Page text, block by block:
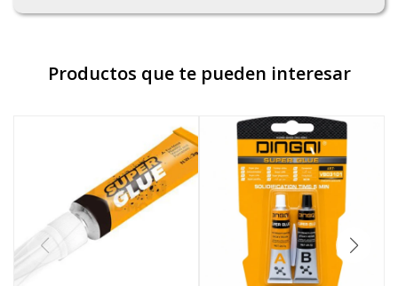
Productos que te pueden interesar
Hogar
Pinturas y Accesorios
Sanitaria
Soldadoras y Accesorios